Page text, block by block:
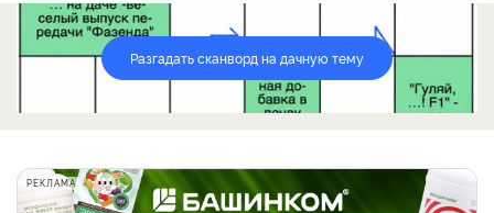
Разгадать сканворд на дачную тему
РЕКЛАМА